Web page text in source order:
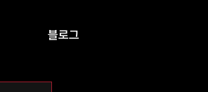
블로그